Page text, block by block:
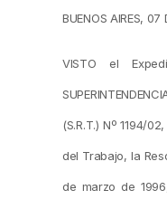
BUENOS AIRES,
VISTO el
(S.R.T.) Nº 1194/
del Trabajo, la
de marzo de